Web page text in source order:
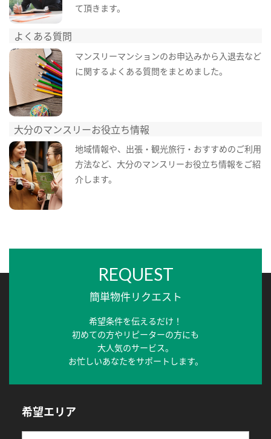
て頂きます。
よくある質問
マンスリーマンションのお申込みから入退去など
に関するよくある質問をまとめました。
大分のマンスリーお役立ち情報
地域情報や、出張・観光旅行・おすすめのご利用
方法など、大分のマンスリーお役立ち情報をご紹
介します。
REQUEST
簡単物件リクエスト
希望条件を伝えるだけ！
初めての方やリピーターの方にも
大人気のサービス。
お忙しいあなたをサポートします。
希望エリア